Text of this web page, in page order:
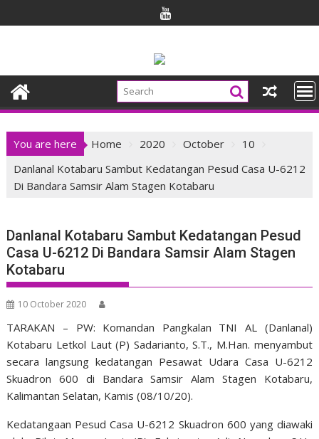
to
You are here Home 2020 October
10
Danlanal Kotabaru Sambut Kedatangan Pesud Casa U-6212
Di Bandara Samsir Alam Stagen Kotabaru
Danlanal Kotabaru Sambut Kedatangan Pesud
Casa U-6212 Di Bandara Samsir Alam Stagen
Kotabaru
10 October 2020
TARAKAN – PW: Komandan Pangkalan TNI AL (Danlanal)
Kotabaru Letkol Laut (P) Sadarianto, S.T., M.Han. menyambut
secara langsung kedatangan Pesawat Udara Casa U-6212
Skuadron 600 di Bandara Samsir Alam Stagen Kotabaru,
Kalimantan Selatan, Kamis (08/10/20).
Kedatangaan Pesud Casa U-6212 Skuadron 600 yang diawaki